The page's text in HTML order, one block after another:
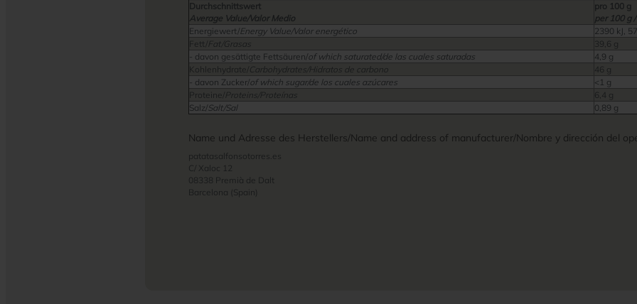
Durchschnittswert
Average Value/Valor Medio
pro 100 g
per 100 g
Energiewert/Energy Value/Valor energético
2390 kJ,
Fett/ Fat/Grasas
39,6 g
- davon gesättigte Fettsäuren/of which saturated/de las cuales saturadas
4,9 g
Kohlenhydrate/ Carbohydrates/Hidratos de carbono
46 g
- davon Zucker/of which sugar/de los cuales azúcares
<1 g
Proteine/ Proteins/Proteínas
6,4 g
Salz/Salt/Sal 0,89 g
Name und Adresse des Herstellers/Name and address of manufacturer/Nombre y dirección del
patatasalfonsotorres.es
C/ Xaloc 12
08338 Premià de Dalt
Barcelona (Spain)